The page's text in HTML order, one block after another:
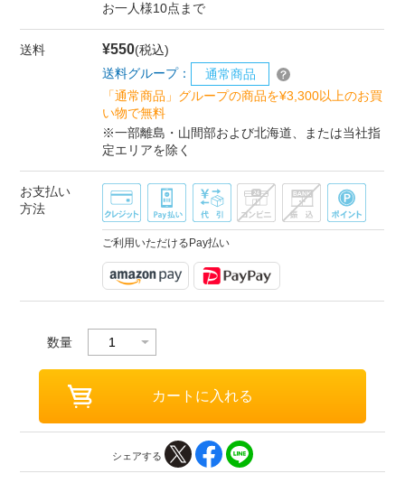
お一人様10点まで
送料 ¥550(税込)
送料グループ：
通常商品
「通常商品」グループの商品を¥3,300以上のお買
い物で無料
※一部離島・山間部および北海道、または当社指
定エリアを除く
お支払い
方法
ご利用いただけるPay払い
数量
シェアする